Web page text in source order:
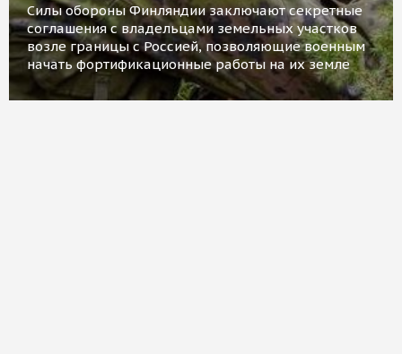
Силы обороны Финляндии заключают секретные
соглашения с владельцами земельных участков
возле границы с Россией, позволяющие военным
начать фортификационные работы на их земле